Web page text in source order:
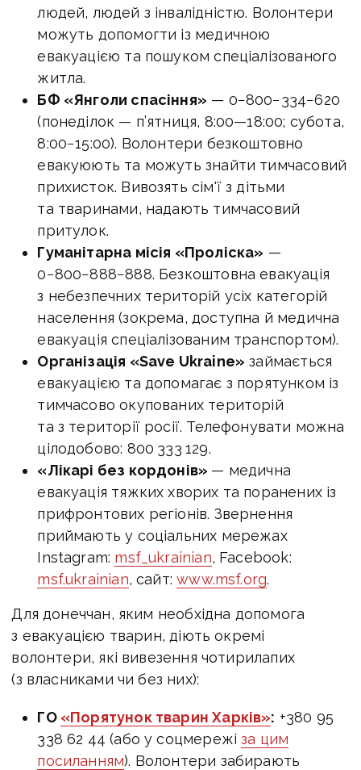
людей, людей з інвалідністю. Волонтери
можуть допомогти із медичною
евакуацією та пошуком спеціалізованого
житла.
БФ «Янголи спасіння» — 0−800−334−620
(понеділок — п’ятниця, 8:00—18:00; субота,
8:00−15:00). Волонтери безкоштовно
евакуюють та можуть знайти тимчасовий
прихисток. Вивозять сім'ї з дітьми
та тваринами, надають тимчасовий
притулок.
Гуманітарна місія «Проліска» —
0−800−888−888. Безкоштовна евакуація
з небезпечних територій усіх категорій
населення (зокрема, доступна й медична
евакуація спеціалізованим транспортом).
Організація «Save Ukraine» займається
евакуацією та допомагає з порятунком із
тимчасово окупованих територій
та з території росії. Телефонувати можна
цілодобово: 800 333 129.
«Лікарі без кордонів» — медична
евакуація тяжких хворих та поранених із
прифронтових регіонів. Звернення
приймають у соціальних мережах
Instagram: msf_ukrainian, Facebook:
msf.ukrainian, сайт:www.msf.org.
Для донеччан, яким необхідна допомога
з евакуацією тварин, діють окремі
волонтери, які вивезення чотирилапих
(з власниками чи без них):
ГО «Порятунок тварин Харків»: +380 95
338 62 44 (або у соцмережіза цим
посиланням). Волонтери забирають